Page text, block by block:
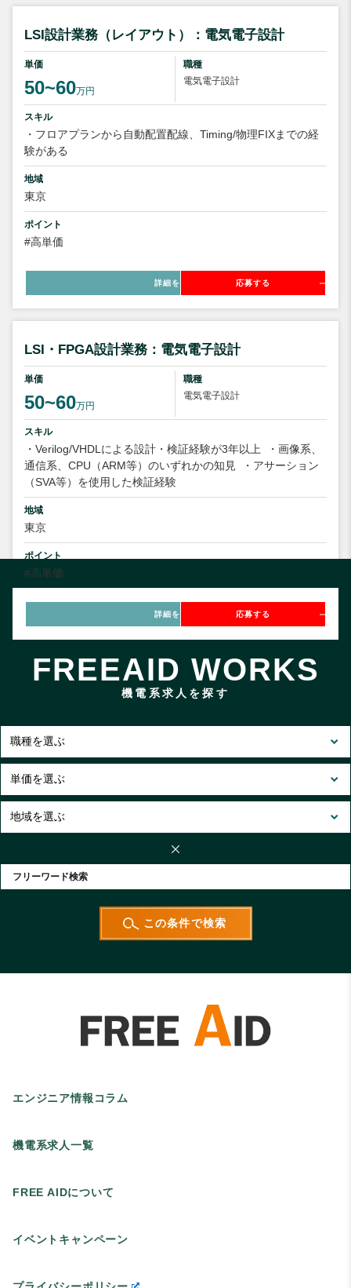
LSI設計業務（レイアウト）：電気電子設計
単価
50~60万円
職種
電気電子設計
スキル
・フロアプランから自動配置配線、Timing/物理FIXまでの経
験がある
地域
東京
ポイント
#高単価
詳細を見る 応募する
LSI・FPGA設計業務：電気電子設計
単価
50~60万円
職種
電気電子設計
スキル
・Verilog/VHDLによる設計・検証経験が3年以上
・画像系、
通信系、CPU（ARM等）のいずれかの知見
・アサーション
（SVA等）を使用した検証経験
地域
東京
ポイント
#高単価
詳細を見る 応募する
FREEAID WORKS
機電系求人を探す
エンジニア情報コラム
機電系求人一覧
FREE AIDについて
イベントキャンペーン